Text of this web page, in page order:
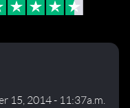
15, 2014 - 11:37a.m.